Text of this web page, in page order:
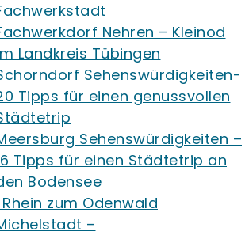
Nehren – Kleinod
Landkreis Tübingen
Sehenswürdigkeiten-
Tipps für einen genussvollen
Sehenswürdigkeiten –
Tipps für einen Städtetrip an
Bodensee
zum Odenwald
–